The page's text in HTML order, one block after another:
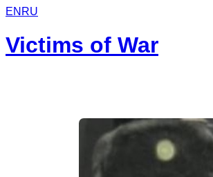
EN RU
Victims of War